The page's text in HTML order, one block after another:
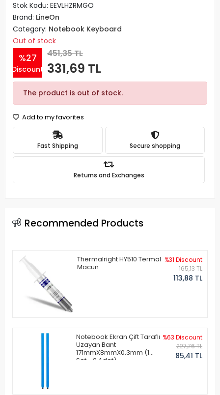
Stok Kodu: EEVLHZRMGO
Brand: LineOn
Category: Notebook Keyboard
Out of stock
%27
Discount
451,35 TL
331,69 TL
The product is out of stock.
Add to my favorites
Fast Shipping Secure shopping
Returns and Exchanges
Recommended Products
Thermalright HY510 Termal
Macun
%31 Discount
165,13 TL
113,88 TL
Notebook Ekran Çift Taraflı
Uzayan Bant
171mmX8mmX0.3mm (1
Set - 2 Adet)
%63 Discount
227,76 TL
85,41 TL